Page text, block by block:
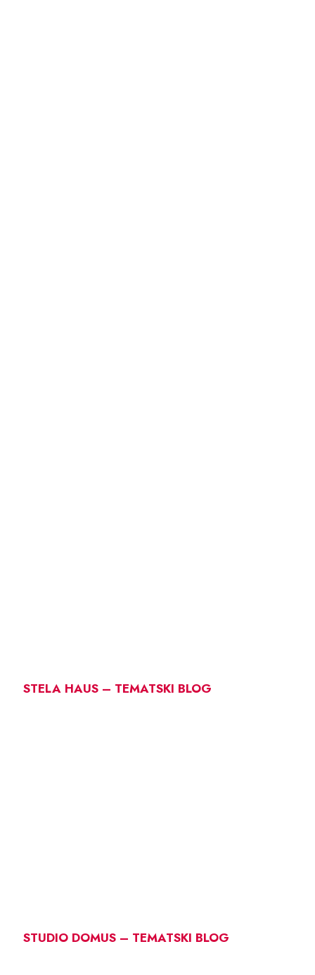
STELA HAUS – TEMATSKI BLOG
STUDIO DOMUS – TEMATSKI BLOG